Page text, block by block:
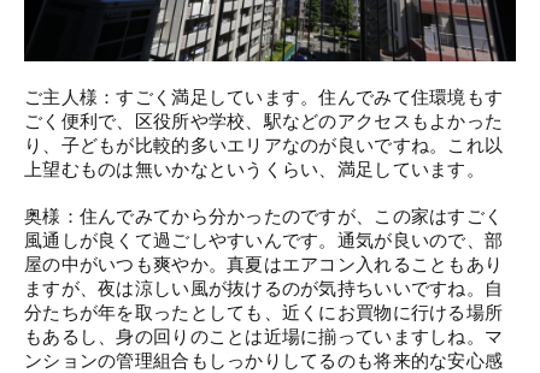
ご主人様：すごく満足しています。住んでみて住環境もす
ごく便利で、区役所や学校、駅などのアクセスもよかった
り、子どもが比較的多いエリアなのが良いですね。これ以
上望むものは無いかなというくらい、満足しています。
奥様：住んでみてから分かったのですが、この家はすごく
風通しが良くて過ごしやすいんです。通気が良いので、部
屋の中がいつも爽やか。真夏はエアコン入れることもあり
ますが、夜は涼しい風が抜けるのが気持ちいいですね。自
分たちが年を取ったとしても、近くにお買物に行ける場所
もあるし、身の回りのことは近場に揃っていますしね。マ
ンションの管理組合もしっかりしてるのも将来的な安心感